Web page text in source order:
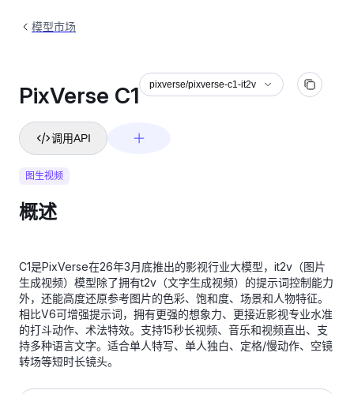
模型市场
PixVerse C1 pixverse/pixverse-c1-it2v
调用API
图生视频
概述
C1是PixVerse在26年3月底推出的影视行业大模型，it2v（图片
生成视频）模型除了拥有t2v（文字生成视频）的提示词控制能力
外，还能高度还原参考图片的色彩、饱和度、场景和人物特征。
相比V6可增强提示词，拥有更强的想象力、更接近影视专业水准
的打斗动作、术法特效。支持15秒长视频、音乐和视频直出、支
持多种语言文字。适合单人特写、单人独白、定格/慢动作、空镜
转场等短时长镜头。